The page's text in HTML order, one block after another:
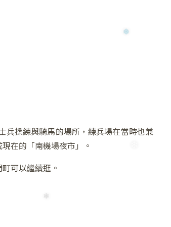
兵操練與騎馬的場所，練兵場在當時也兼
在的「南機場夜市」。
可以繼續逛。